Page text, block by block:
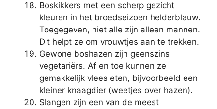
Boskikkers met een scherp gezicht
kleuren in het broedseizoen helderblauw.
Toegegeven, niet alle zijn alleen mannen.
Dit helpt ze om vrouwtjes aan te trekken.
Gewone boshazen zijn geenszins
vegetariërs. Af en toe kunnen ze
gemakkelijk vlees eten, bijvoorbeeld een
kleiner knaagdier (weetjes over hazen).
Slangen zijn een van de meest